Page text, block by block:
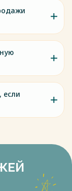
если